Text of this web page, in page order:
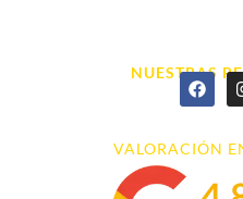
NUESTRAS
VALORACIÓN